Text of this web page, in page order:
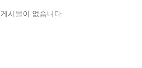
게시물이 없습니다.